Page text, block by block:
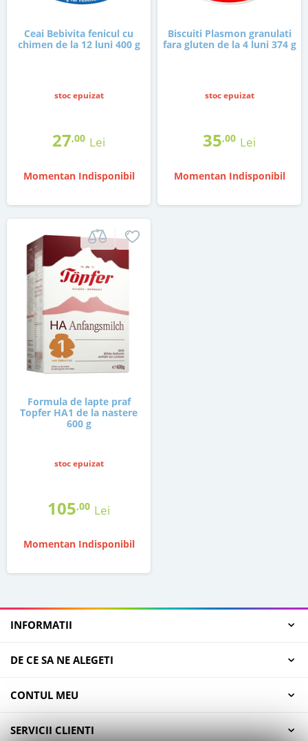
Ceai Bebivita fenicul cu
chimen de la 12 luni 400 g
stoc epuizat
27,00 Lei
Momentan Indisponibil
Biscuiti Plasmon granulati
fara gluten de la 4 luni 374 g
stoc epuizat
35,00 Lei
Momentan Indisponibil
Formula de lapte praf
Topfer HA1 de la nastere
600 g
stoc epuizat
105,00 Lei
Momentan Indisponibil
INFORMATII
DE CE SA NE ALEGETI
CONTUL MEU
SERVICII CLIENTI